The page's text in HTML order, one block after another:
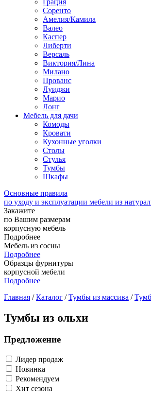
Грация
Соренто
Амелия/Камила
Валео
Каспер
Либерти
Версаль
Виктория/Лина
Милано
Прованс
Луиджи
Марио
Лонг
Мебель для дачи
Комоды
Кровати
Кухонные уголки
Столы
Стулья
Тумбы
Шкафы
Основные правила
по уходу и эксплуатации мебели из
Закажите
по Вашим размерам
корпусную мебель
Подробнее
Мебель из сосны
Подробнее
Образцы фурнитуры
корпусной мебели
Подробнее
Главная /Каталог /Тумбы из массива /
Тумбы из ольхи
Предложение
Лидер продаж
Новинка
Рекомендуем
Хит сезона